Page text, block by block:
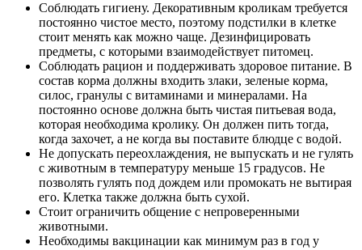
Соблюдать гигиену. Декоративным кроликам требуется
постоянно чистое место, поэтому подстилки в клетке
стоит менять как можно чаще. Дезинфицировать
предметы, с которыми взаимодействует питомец.
Соблюдать рацион и поддерживать здоровое питание. В
состав корма должны входить злаки, зеленые корма,
силос, гранулы с витаминами и минералами. На
постоянно основе должна быть чистая питьевая вода,
которая необходима кролику. Он должен пить тогда,
когда захочет, а не когда вы поставите блюдце с водой.
Не допускать переохлаждения, не выпускать и не гулять
с животным в температуру меньше 15 градусов. Не
позволять гулять под дождем или промокать не вытирая
его. Клетка также должна быть сухой.
Стоит ограничить общение с непроверенными
животными.
Необходимы вакцинации как минимум раз в год у